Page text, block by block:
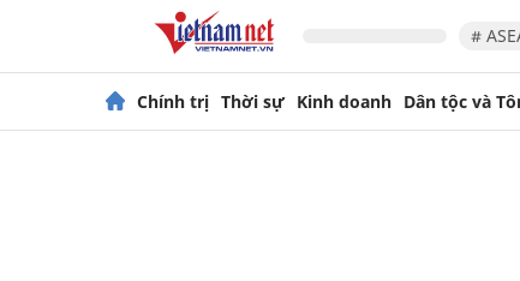
#
Chính trị Thời sự Kinh doanh Dân tộc và